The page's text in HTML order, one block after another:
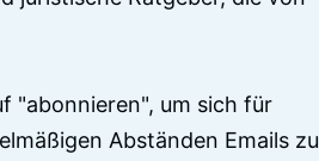
"abonnieren", um sich für
Abständen Emails zu